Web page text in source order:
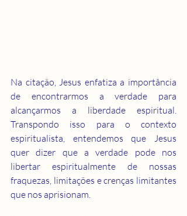
Na citação, Jesus enfatiza a importância
de encontrarmos a verdade para
alcançarmos a liberdade espiritual.
Transpondo isso para o contexto
espiritualista, entendemos que Jesus
quer dizer que a verdade pode nos
libertar espiritualmente de nossas
fraquezas, limitações e crenças limitantes
que nos aprisionam.